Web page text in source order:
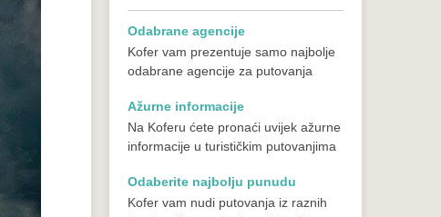
Odabrane agencije
Kofer vam prezentuje samo najbolje
odabrane agencije za putovanja
Ažurne informacije
Na Koferu ćete pronaći uvijek ažurne
informacije u turističkim putovanjima
Odaberite najbolju punudu
Kofer vam nudi putovanja iz raznih